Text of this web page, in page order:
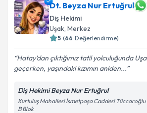
Dt. Beyza Nur Ertuğrul
Diş Hekimi
Uşak, Merkez
5 (66 Değerlendirme)
Hatay’dan çıktığımız tatil yolculuğunda
geçerken, yaşındaki kızımın aniden...
Diş Hekimi Beyza Nur Ertuğrul
Kurtuluş Mahallesi İsmetpaşa Caddesi
B Blok